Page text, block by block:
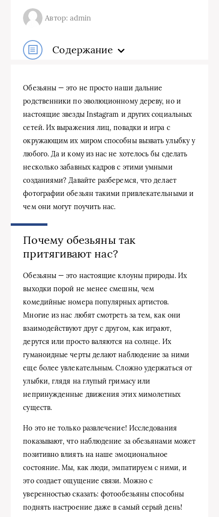
Автор: admin
Содержание
Обезьяны — это не просто наши дальние
родственники по эволюционному дереву, но и
настоящие звезды Instagram и других социальных
сетей. Их выражения лиц, повадки и игра с
окружающим их миром способны вызвать улыбку у
любого. Да и кому из нас не хотелось бы сделать
несколько забавных кадров с этими умными
созданиями? Давайте разберемся, что делает
фотографии обезьян такими привлекательными и
чем они могут поучить нас.
Почему обезьяны так
притягивают нас?
Обезьяны — это настоящие клоуны природы. Их
выходки порой не менее смешны, чем
комедийные номера популярных артистов.
Многие из нас любят смотреть за тем, как они
взаимодействуют друг с другом, как играют,
дерутся или просто валяются на солнце. Их
гуманоидные черты делают наблюдение за ними
еще более увлекательным. Сложно удержаться от
улыбки, глядя на глупый гримасу или
непринужденные движения этих мимолетных
существ.
Но это не только развлечение! Исследования
показывают, что наблюдение за обезьянами может
позитивно влиять на наше эмоциональное
состояние. Мы, как люди, эмпатируем с ними, и
это создает ощущение связи. Можно с
уверенностью сказать: фотообезьяны способны
поднять настроение даже в самый серый день!